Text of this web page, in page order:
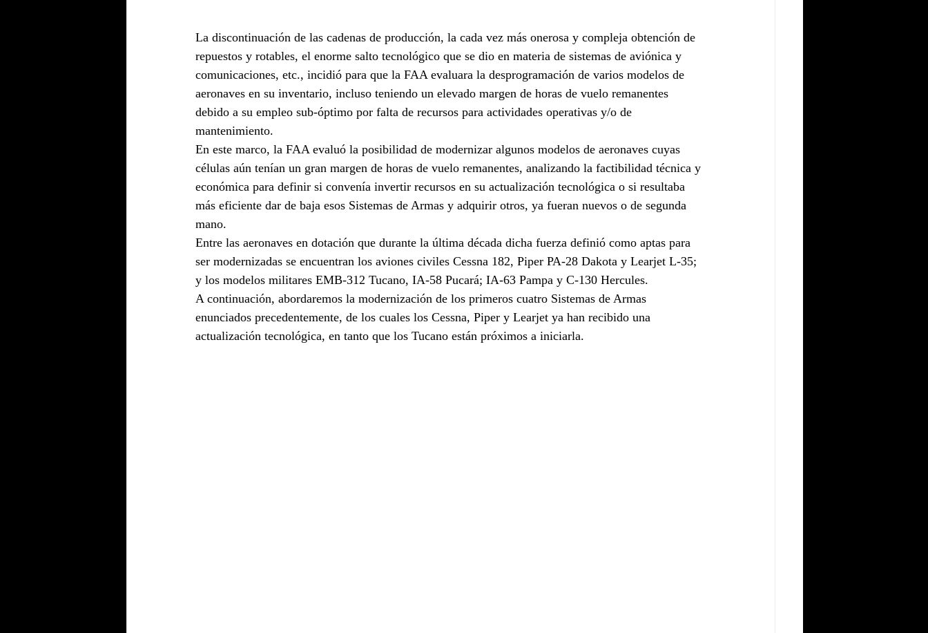
La discontinuación de las cadenas de producción, la cada vez más onerosa y compleja obtención de
repuestos y rotables, el enorme salto tecnológico que se dio en materia de sistemas de aviónica y
comunicaciones, etc., incidió para que la FAA evaluara la desprogramación de varios modelos de
aeronaves en su inventario, incluso teniendo un elevado margen de horas de vuelo remanentes
debido a su empleo sub-óptimo por falta de recursos para actividades operativas y/o de
mantenimiento.
En este marco, la FAA evaluó la posibilidad de modernizar algunos modelos de aeronaves cuyas
células aún tenían un gran margen de horas de vuelo remanentes, analizando la factibilidad técnica y
económica para definir si convenía invertir recursos en su actualización tecnológica o si resultaba
más eficiente dar de baja esos Sistemas de Armas y adquirir otros, ya fueran nuevos o de segunda
mano.
Entre las aeronaves en dotación que durante la última década dicha fuerza definió como aptas para
ser modernizadas se encuentran los aviones civiles Cessna 182, Piper PA-28 Dakota y Learjet L-35;
y los modelos militares EMB-312 Tucano, IA-58 Pucará; IA-63 Pampa y C-130 Hercules.
A continuación, abordaremos la modernización de los primeros cuatro Sistemas de Armas
enunciados precedentemente, de los cuales los Cessna, Piper y Learjet ya han recibido una
actualización tecnológica, en tanto que los Tucano están próximos a iniciarla.